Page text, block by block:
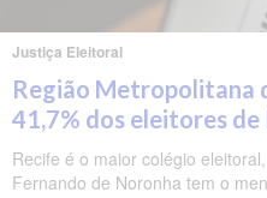
Justiça Eleitoral
Região Metropolitana
41,7% dos eleitores de
Recife é o maior colégio
Fernando de Noronha tem o